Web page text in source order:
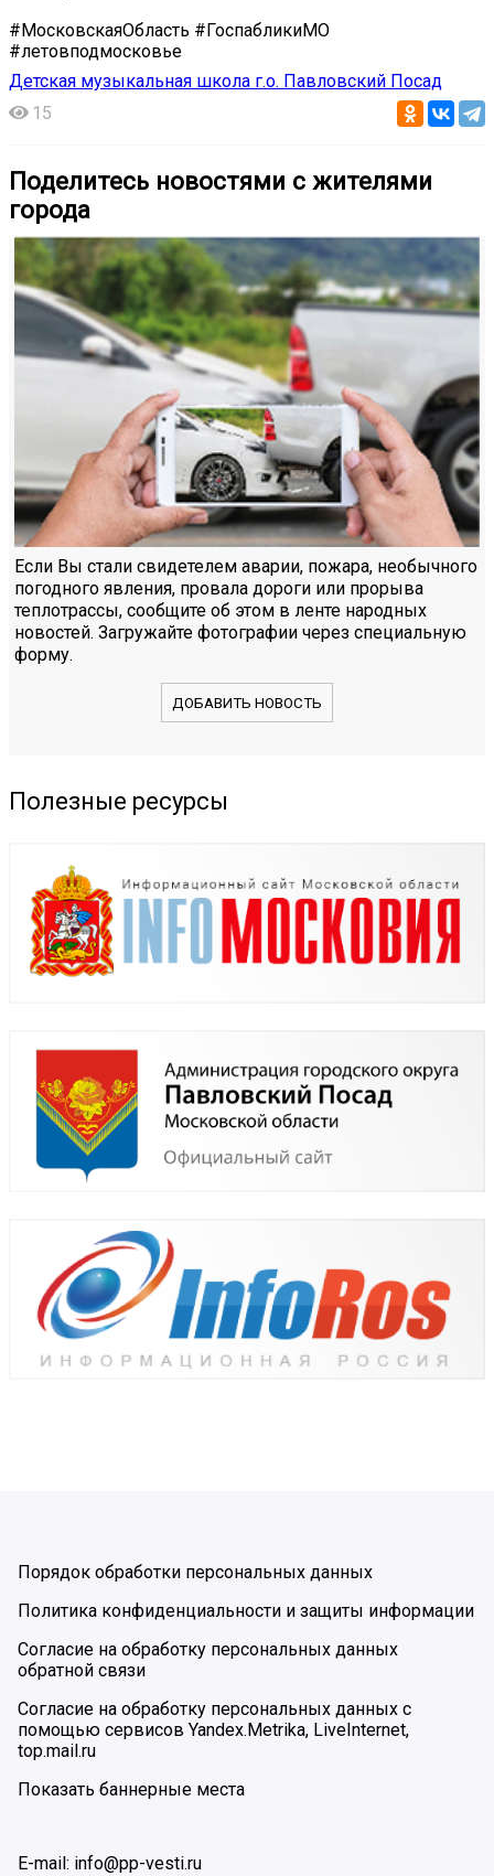
#МосковскаяОбласть #ГоспабликиМО
#летовподмосковье
Детская музыкальная школа г.о. Павловский Посад
15
Поделитесь новостями с жителями
города
Если Вы стали свидетелем аварии, пожара, необычного
погодного явления, провала дороги или прорыва
теплотрассы, сообщите об этом в ленте народных
новостей. Загружайте фотографии через специальную
форму.
ДОБАВИТЬ НОВОСТЬ
Полезные ресурсы
Порядок обработки персональных данных
Политика конфиденциальности и защиты информации
Согласие на обработку персональных данных
обратной связи
Согласие на обработку персональных данных с
помощью сервисов Yandex.Metrika, LiveInternet,
top.mail.ru
Показать баннерные места
E-mail: info@pp-vesti.ru